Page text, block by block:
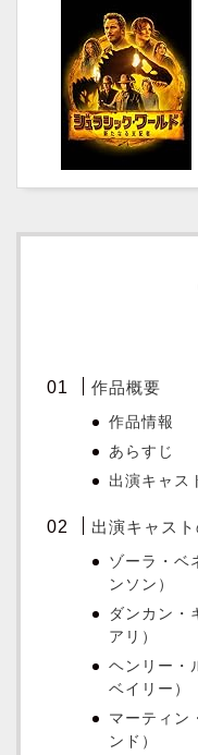
作品概要
作品情報
あらすじ
出演キャス
出演キャス
ゾーラ・ベ
ンソン）
ダンカン・
アリ）
ヘンリー・
ベイリー）
マーティン
ンド）